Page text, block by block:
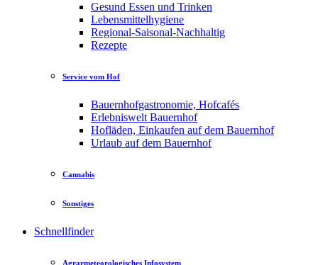
Gesund Essen und Trinken
Lebensmittelhygiene
Regional-Saisonal-Nachhaltig
Rezepte
Service vom Hof
Bauernhofgastronomie, Hofcafés
Erlebniswelt Bauernhof
Hofläden, Einkaufen auf dem Bauernhof
Urlaub auf dem Bauernhof
Cannabis
Sonstiges
Schnellfinder
Agrarmeteorologisches Infosystem